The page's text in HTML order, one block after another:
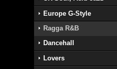
Europe G-Style
Ragga R&B
Dancehall
Lovers